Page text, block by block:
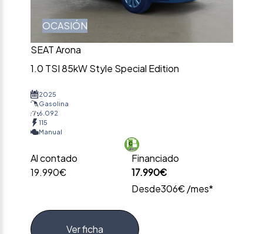
OCASIÓN
SEAT Arona
1.0 TSI 85kW Style Special Edition
2025
Gasolina
6.092
115
Manual
Al contado
19.990€
Financiado
17.990€
Desde306€ /mes*
Ver ficha